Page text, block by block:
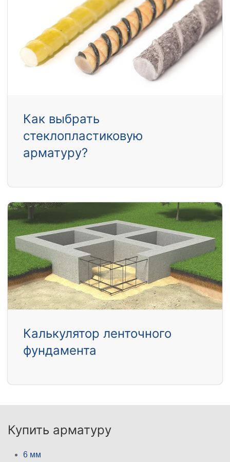
Как выбрать
стеклопластиковую
арматуру?
Калькулятор ленточного
фундамента
Купить арматуру
6 мм